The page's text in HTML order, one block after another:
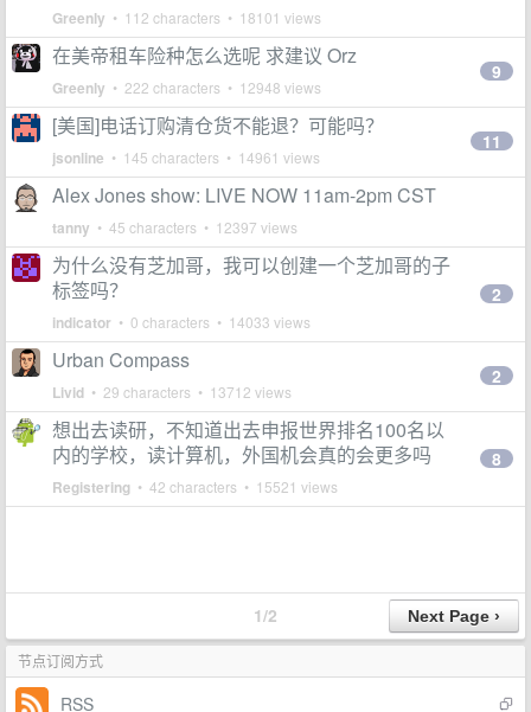
Greenly • 112 characters • 18101 views
在美帝租车险种怎么选呢 求建议 Orz
Greenly • 222 characters • 12948 views
9
[美国]电话订购清仓货不能退？可能吗？
jsonline • 145 characters • 14961 views
11
Alex Jones show: LIVE NOW 11am-2pm CST
tanny • 45 characters • 12397 views
为什么没有芝加哥，我可以创建一个芝加哥的子
标签吗？
indicator • 0 characters • 14033 views
2
Urban Compass
Livid • 29 characters • 13712 views
2
想出去读研，不知道出去申报世界排名100名以
内的学校，读计算机，外国机会真的会更多吗
Registering • 42 characters • 15521 views
8
1/2
节点订阅方式
RSS